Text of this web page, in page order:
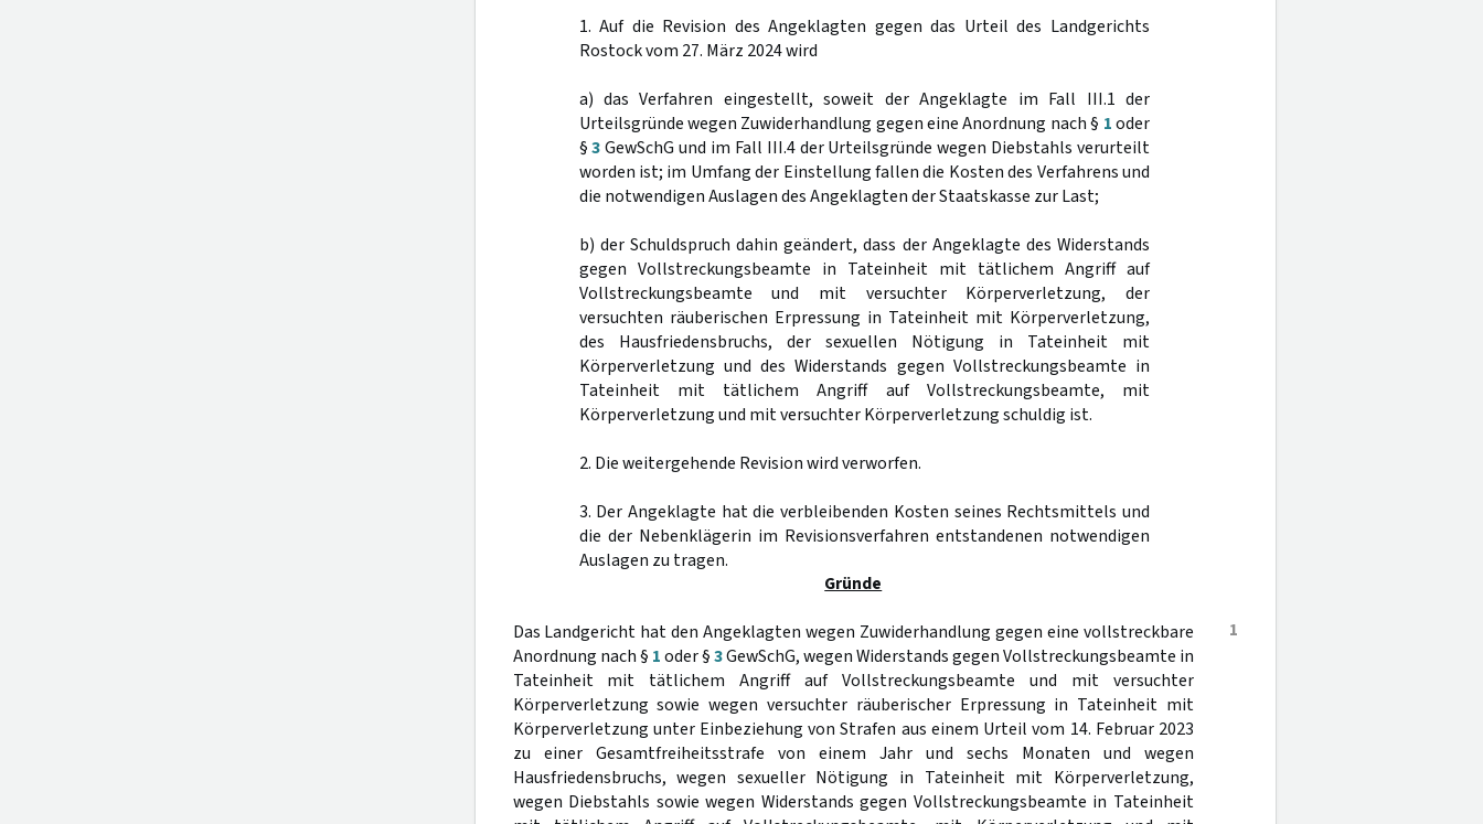
1. Auf die Revision des Angeklagten gegen das Urteil des Landgerichts
Rostock vom 27. März 2024 wird
a) das Verfahren eingestellt, soweit der Angeklagte im Fall III.1 der
Urteilsgründe wegen Zuwiderhandlung gegen eine Anordnung nach § 1oder
§3GewSchG und im Fall III.4 der Urteilsgründe wegen Diebstahls verurteilt
worden ist; im Umfang der Einstellung fallen die Kosten des Verfahrens und
die notwendigen Auslagen des Angeklagten der Staatskasse zur Last;
b) der Schuldspruch dahin geändert, dass der Angeklagte des Widerstands
gegen Vollstreckungsbeamte in Tateinheit mit tätlichem Angriff auf
Vollstreckungsbeamte und mit versuchter Körperverletzung, der
versuchten räuberischen Erpressung in Tateinheit mit Körperverletzung,
des Hausfriedensbruchs, der sexuellen Nötigung in Tateinheit mit
Körperverletzung und des Widerstands gegen Vollstreckungsbeamte in
Tateinheit mit tätlichem Angriff auf Vollstreckungsbeamte, mit
Körperverletzung und mit versuchter Körperverletzung schuldig ist.
2. Die weitergehende Revision wird verworfen.
3. Der Angeklagte hat die verbleibenden Kosten seines Rechtsmittels und
die der Nebenklägerin im Revisionsverfahren entstandenen notwendigen
Auslagen zu tragen.
Gründe
1
Das Landgericht hat den Angeklagten wegen Zuwiderhandlung gegen eine vollstreckbare
Anordnung nach § 1oder §3GewSchG, wegen Widerstands gegen Vollstreckungsbeamte in
Tateinheit mit tätlichem Angriff auf Vollstreckungsbeamte und mit versuchter
Körperverletzung sowie wegen versuchter räuberischer Erpressung in Tateinheit mit
Körperverletzung unter Einbeziehung von Strafen aus einem Urteil vom 14. Februar 2023
zu einer Gesamtfreiheitsstrafe von einem Jahr und sechs Monaten und wegen
Hausfriedensbruchs, wegen sexueller Nötigung in Tateinheit mit Körperverletzung,
wegen Diebstahls sowie wegen Widerstands gegen Vollstreckungsbeamte in Tateinheit